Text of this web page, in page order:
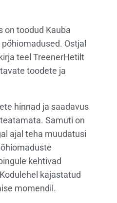
on toodud Kauba
Ostjal
teel TreenerHetilt
toodete ja
hinnad ja saadavus
Samuti on
ajal teha muudatusi
kehtivad
kajastatud
momendil.